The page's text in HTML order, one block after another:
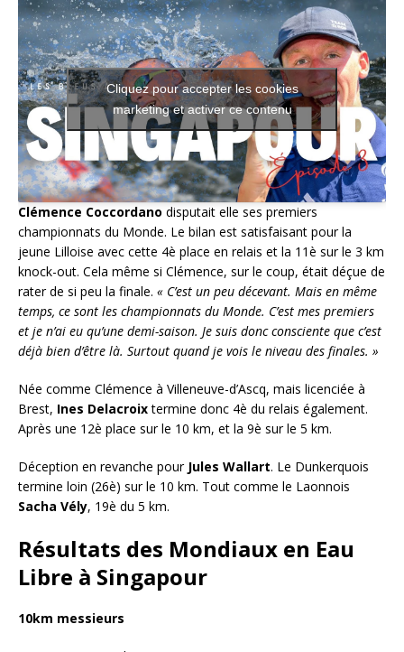
Cliquez pour accepter les cookies
marketing et activer ce contenu
Clémence Coccordano disputait elle ses premiers
championnats du Monde. Le bilan est satisfaisant pour la
jeune Lilloise avec cette 4è place en relais et la 11è sur le 3 km
knock-out. Cela même si Clémence, sur le coup, était déçue de
rater de si peu la finale. « C’est un peu décevant. Mais en même
temps, ce sont les championnats du Monde. C’est mes premiers
et je n’ai eu qu’une demi-saison. Je suis donc consciente que c’est
déjà bien d’être là. Surtout quand je vois le niveau des finales. »
Née comme Clémence à Villeneuve-d’Ascq, mais licenciée à
Brest, Ines Delacroixtermine donc 4è du relais également.
Après une 12è place sur le 10 km, et la 9è sur le 5 km.
Déception en revanche pourJules Wallart. Le Dunkerquois
termine loin (26è) sur le 10 km. Tout comme le Laonnois
Sacha Vély, 19è du 5 km.
Résultats des Mondiaux en Eau
Libre à Singapour
10km messieurs